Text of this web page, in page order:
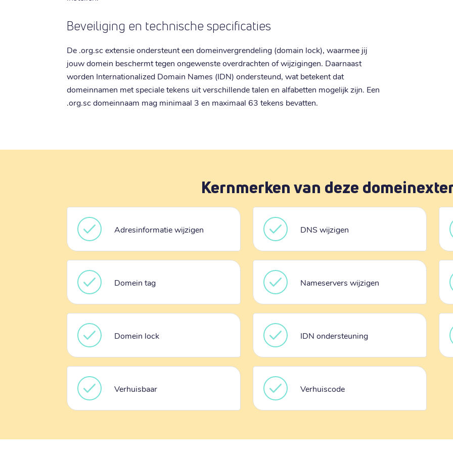
Beveiliging en technische specificaties
De .org.sc extensie ondersteunt een domeinvergrendeling (domain lock), waarmee jij
jouw domein beschermt tegen ongewenste overdrachten of wijzigingen. Daarnaast
worden Internationalized Domain Names (IDN) ondersteund, wat betekent dat
domeinnamen met speciale tekens uit verschillende talen en alfabetten mogelijk zijn. Een
.org.sc domeinnaam mag minimaal 3 en maximaal 63 tekens bevatten.
Kernmerken van deze
Adresinformatie wijzigen DNS wijzigen
Domein tag Nameservers wijzigen
Domein lock IDN ondersteuning
Verhuisbaar Verhuiscode